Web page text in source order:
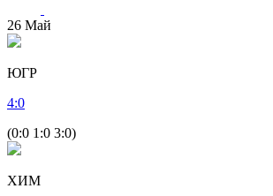
26 Май
ЮГР
4:0
(0:0 1:0 3:0)
ХИМ